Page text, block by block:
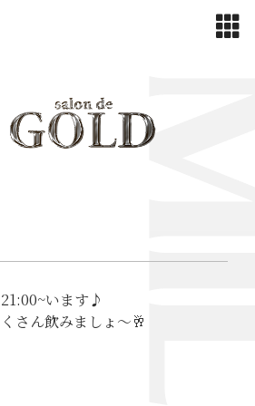
21:00~います♪
さん飲みましょ〜🥂